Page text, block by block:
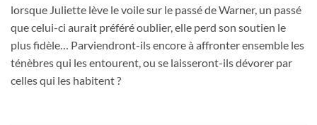
lorsque Juliette lève le voile sur le passé de Warner, un passé
que celui-ci aurait préféré oublier, elle perd son soutien le
plus fidèle… Parviendront-ils encore à affronter ensemble les
ténèbres qui les entourent, ou se laisseront-ils dévorer par
celles qui les habitent ?